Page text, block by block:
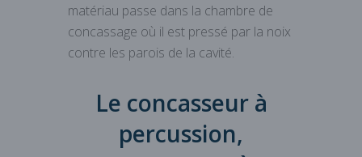
matériau passe dans la chambre de
concassage où il est pressé par la noix
contre les parois de la cavité.
Le concasseur à
percussion,